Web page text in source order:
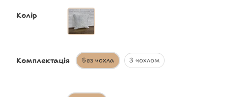
Колір
Комплектація Без чохла З чохлом